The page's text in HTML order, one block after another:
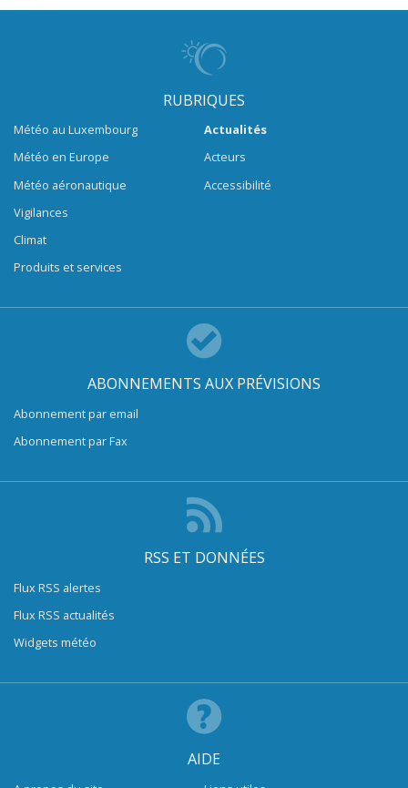
RUBRIQUES
Météo au Luxembourg
Météo en Europe
Météo aéronautique
Vigilances
Climat
Produits et services
Actualités
Acteurs
Accessibilité
ABONNEMENTS AUX PRÉVISIONS
Abonnement par email
Abonnement par Fax
RSS ET DONNÉES
Flux RSS alertes
Flux RSS actualités
Widgets météo
AIDE